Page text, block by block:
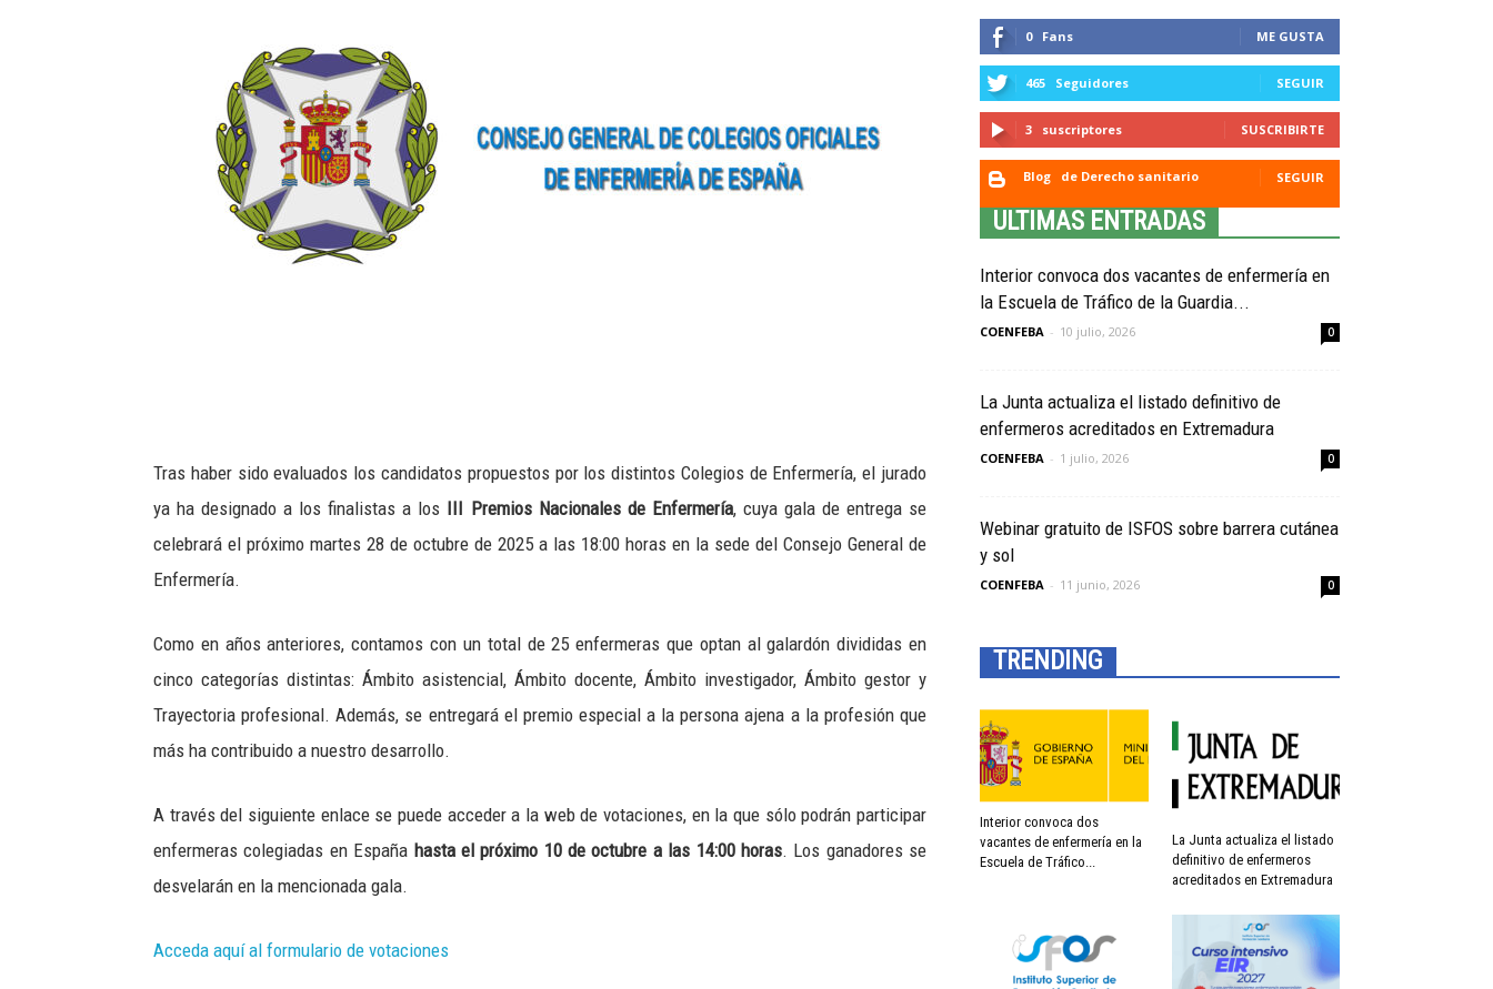
Tras haber sido evaluados los candidatos propuestos por los distintos Colegios de Enfermería, el jurado
ya ha designado a los finalistas a los III Premios Nacionales de Enfermería, cuya gala de entrega se
celebrará el próximo martes 28 de octubre de 2025 a las 18:00 horas en la sede del Consejo General de
Enfermería.
Como en años anteriores, contamos con un total de 25 enfermeras que optan al galardón divididas en
cinco categorías distintas: Ámbito asistencial, Ámbito docente, Ámbito investigador, Ámbito gestor y
Trayectoria profesional. Además, se entregará el premio especial a la persona ajena a la profesión que
más ha contribuido a nuestro desarrollo.
A través del siguiente enlace se puede acceder a la web de votaciones, en la que sólo podrán participar
enfermeras colegiadas en España hasta el próximo 10 de octubre a las 14:00 horas. Los ganadores se
desvelarán en la mencionada gala.
Acceda aquí al formulario de votaciones
0 Fans ME GUSTA
465 Seguidores SEGUIR
3 suscriptores SUSCRIBIRTE
Blog de Derecho sanitario SEGUIR
ULTIMAS ENTRADAS
Interior convoca dos vacantes de enfermería en
la Escuela de Tráfico de la Guardia...
COENFEBA - 10 julio, 2026 0
La Junta actualiza el listado definitivo de
enfermeros acreditados en Extremadura
COENFEBA - 1 julio, 2026 0
Webinar gratuito de ISFOS sobre barrera cutánea
y sol
COENFEBA - 11 junio, 2026 0
TRENDING
Interior convoca dos
vacantes de enfermería en la
Escuela de Tráfico...
La Junta actualiza el listado
definitivo de enfermeros
acreditados en Extremadura